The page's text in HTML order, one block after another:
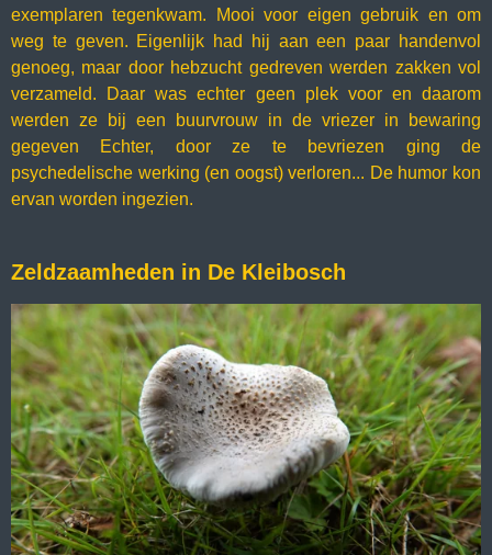
exemplaren tegenkwam. Mooi voor eigen gebruik en om
weg te geven. Eigenlijk had hij aan een paar handenvol
genoeg, maar door hebzucht gedreven werden zakken vol
verzameld. Daar was echter geen plek voor en daarom
werden ze bij een buurvrouw in de vriezer in bewaring
gegeven Echter, door ze te bevriezen ging de
psychedelische werking (en oogst) verloren... De humor kon
ervan worden ingezien.
Zeldzaamheden in De Kleibosch